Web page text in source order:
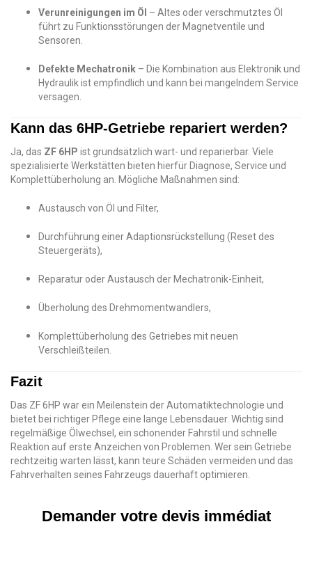
Verunreinigungen im Öl – Altes oder verschmutztes Öl
führt zu Funktionsstörungen der Magnetventile und
Sensoren.
Defekte Mechatronik – Die Kombination aus Elektronik und
Hydraulik ist empfindlich und kann bei mangelndem Service
versagen.
Kann das 6HP-Getriebe repariert werden?
Ja, das ZF 6HP ist grundsätzlich wart- und reparierbar. Viele
spezialisierte Werkstätten bieten hierfür Diagnose, Service und
Komplettüberholung an. Mögliche Maßnahmen sind:
Austausch von Öl und Filter,
Durchführung einer Adaptionsrückstellung (Reset des
Steuergeräts),
Reparatur oder Austausch der Mechatronik-Einheit,
Überholung des Drehmomentwandlers,
Komplettüberholung des Getriebes mit neuen
Verschleißteilen.
Fazit
Das ZF 6HP war ein Meilenstein der Automatiktechnologie und
bietet bei richtiger Pflege eine lange Lebensdauer. Wichtig sind
regelmäßige Ölwechsel, ein schonender Fahrstil und schnelle
Reaktion auf erste Anzeichen von Problemen. Wer sein Getriebe
rechtzeitig warten lässt, kann teure Schäden vermeiden und das
Fahrverhalten seines Fahrzeugs dauerhaft optimieren.
Demander votre devis immédiat